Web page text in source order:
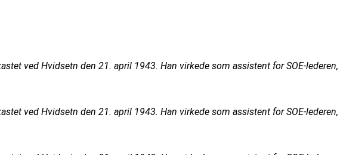
ved Hvidsetn den 21. april 1943. Han virkede som assistent for SOE-
ved Hvidsetn den 21. april 1943. Han virkede som assistent for SOE-